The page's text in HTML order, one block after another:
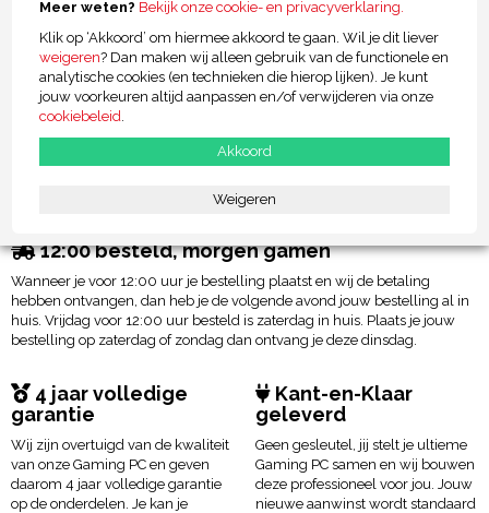
Meer weten? Bekijk onze cookie- en privacyverklaring.
Klik op ‘Akkoord’ om hiermee akkoord te gaan. Wil je dit liever
weigeren? Dan maken wij alleen gebruik van de functionele en
analytische cookies (en technieken die hierop lijken). Je kunt
jouw voorkeuren altijd aanpassen en/of verwijderen via onze
cookiebeleid.
Akkoord
Weigeren
1. Kies jouw game(s)
12:00 besteld, morgen gamen
Wanneer je voor 12:00 uur je bestelling plaatst en wij de betaling
hebben ontvangen, dan heb je de volgende avond jouw bestelling al in
huis. Vrijdag voor 12:00 uur besteld is zaterdag in huis. Plaats je jouw
bestelling op zaterdag of zondag dan ontvang je deze dinsdag.
4 jaar volledige
garantie
Wij zijn overtuigd van de kwaliteit
van onze Gaming PC en geven
daarom 4 jaar volledige garantie
op de onderdelen. Je kan je
Kant-en-Klaar
geleverd
Geen gesleutel, jij stelt je ultieme
Gaming PC samen en wij bouwen
deze professioneel voor jou. Jouw
nieuwe aanwinst wordt standaard